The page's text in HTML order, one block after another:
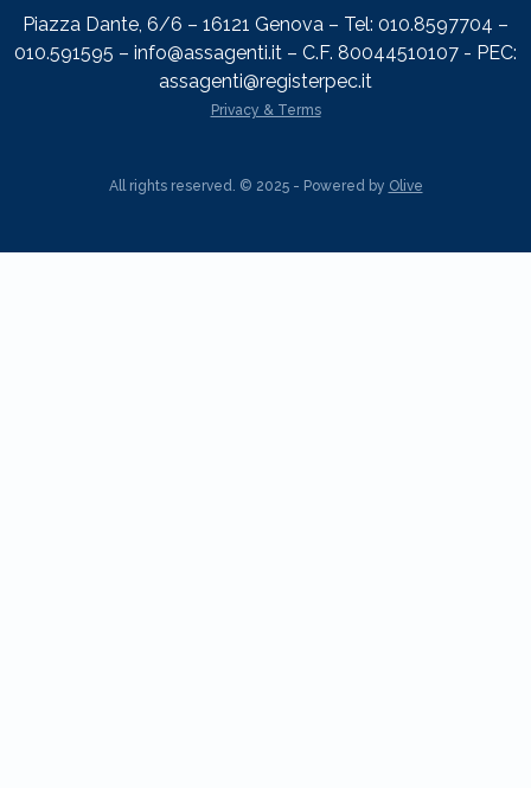
Piazza Dante, 6/6 – 16121 Genova – Tel: 010.8597704 –
010.591595 – info@assagenti.it – C.F. 80044510107 - PEC:
assagenti@registerpec.it
Privacy & Terms
All rights reserved. © 2025 - Powered by Olive